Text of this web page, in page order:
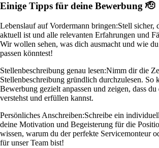
Einige Tipps für deine Bewerbung 🫡
Lebenslauf auf Vordermann bringen:Stell sicher,
aktuell ist und alle relevanten Erfahrungen und
Wir wollen sehen, was dich ausmacht und wie
passen könntest!
Stellenbeschreibung genau lesen:Nimm dir die
Stellenbeschreibung gründlich durchzulesen. So
Bewerbung gezielt anpassen und zeigen, dass
verstehst und erfüllen kannst.
Persönliches Anschreiben:Schreibe ein
deine Motivation und Begeisterung für die
wissen, warum du der perfekte Servicemonteur
für unser Team bist!